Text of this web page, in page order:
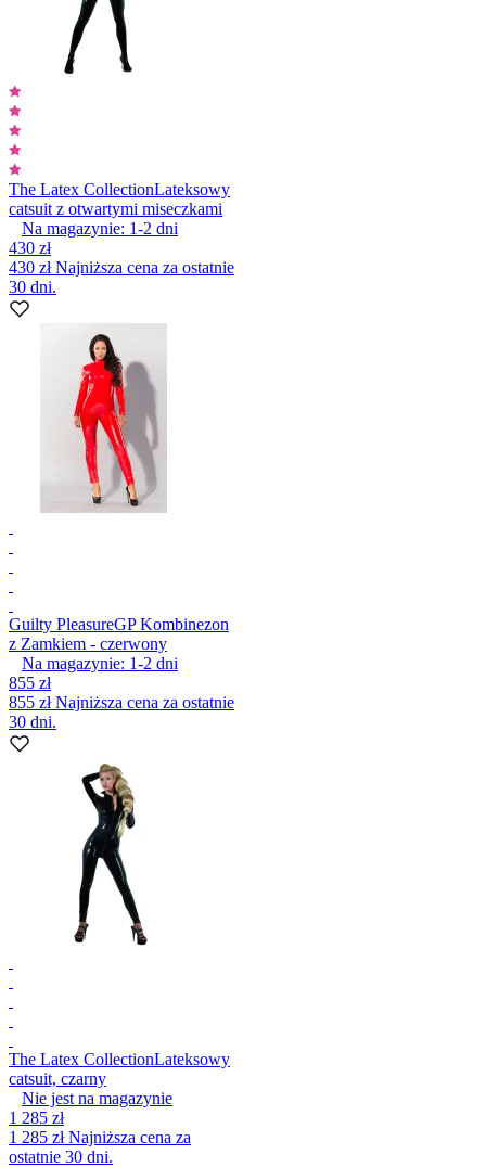
The Latex CollectionLateksowy
catsuit z otwartymi miseczkami
Na magazynie: 1-2 dni
430 zł
430 złNajniższa cena za ostatnie
30 dni.
Guilty PleasureGP Kombinezon
z Zamkiem - czerwony
Na magazynie: 1-2 dni
855 zł
855 złNajniższa cena za ostatnie
30 dni.
The Latex CollectionLateksowy
catsuit, czarny
Nie jest na magazynie
1 285 zł
1 285 złNajniższa cena za
ostatnie 30 dni.